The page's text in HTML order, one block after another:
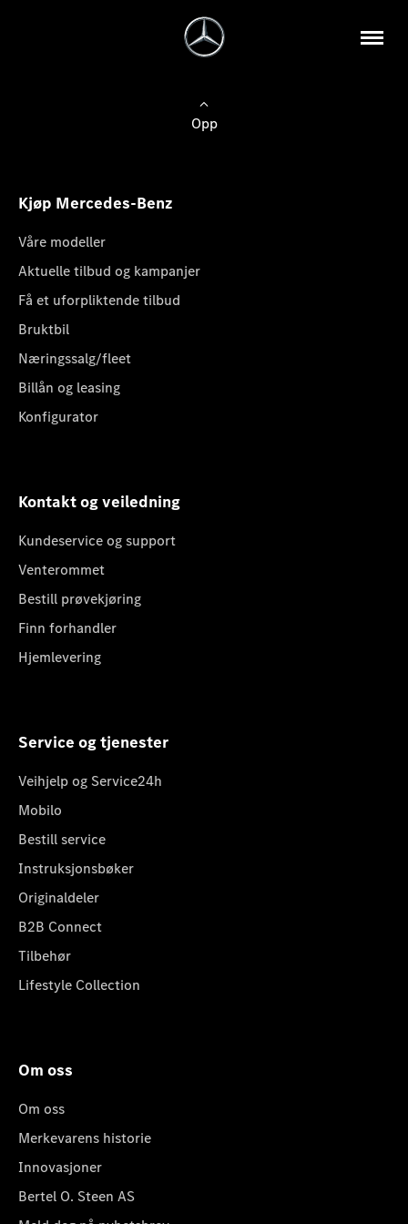
Opp
Kjøp Mercedes-Benz
Våre modeller
Aktuelle tilbud og kampanjer
Få et uforpliktende tilbud
Bruktbil
Næringssalg/fleet
Billån og leasing
Konfigurator
Kontakt og veiledning
Kundeservice og support
Venterommet
Bestill prøvekjøring
Finn forhandler
Hjemlevering
Service og tjenester
Veihjelp og Service24h
Mobilo
Bestill service
Instruksjonsbøker
Originaldeler
B2B Connect
Tilbehør
Lifestyle Collection
Om oss
Om oss
Merkevarens historie
Innovasjoner
Bertel O. Steen AS